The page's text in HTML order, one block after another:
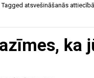
Tagged atsvešināšanās
ka